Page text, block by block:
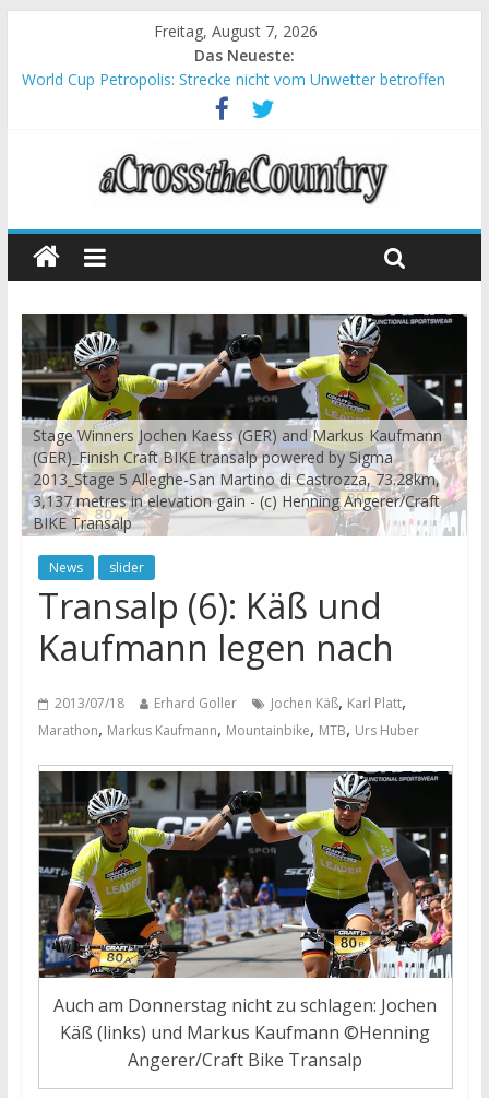
Freitag, August 7, 2026
Das Neueste:
World Cup Petropolis: Strecke nicht vom Unwetter betroffen
Krumbach und Obergessertshausen: Mountainbike-Bundesliga
Supercup Massi Banyoles: Siege für Carod und Richards
Halbzeit beim Andalucia Bike Race: Weltmeister Seewald führt
Chelva: Schweizer Doppelsieg beim ersten XCO-Rennen der
Stage Winners Jochen Kaess (GER) and Markus Kaufmann
(GER)_Finish Craft BIKE transalp powered by Sigma
2013_Stage 5 Alleghe-San Martino di Castrozza, 73.28km,
3,137 metres in elevation gain - (c) Henning Angerer/Craft
BIKE Transalp
News slider
Transalp (6): Käß und
Kaufmann legen nach
2013/07/18 Erhard Goller Jochen Käß, Karl Platt,
Marathon, Markus Kaufmann, Mountainbike, MTB, Urs Huber
Auch am Donnerstag nicht zu schlagen: Jochen
Käß (links) und Markus Kaufmann ©Henning
Angerer/Craft Bike Transalp